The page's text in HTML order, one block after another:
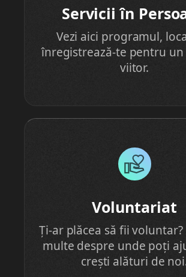
Servicii în
Vezi aici programul,
înregistrează-te pentru un
viitor.
Voluntariat
Ți-ar plăcea să fii
multe despre unde poți
crești alături de